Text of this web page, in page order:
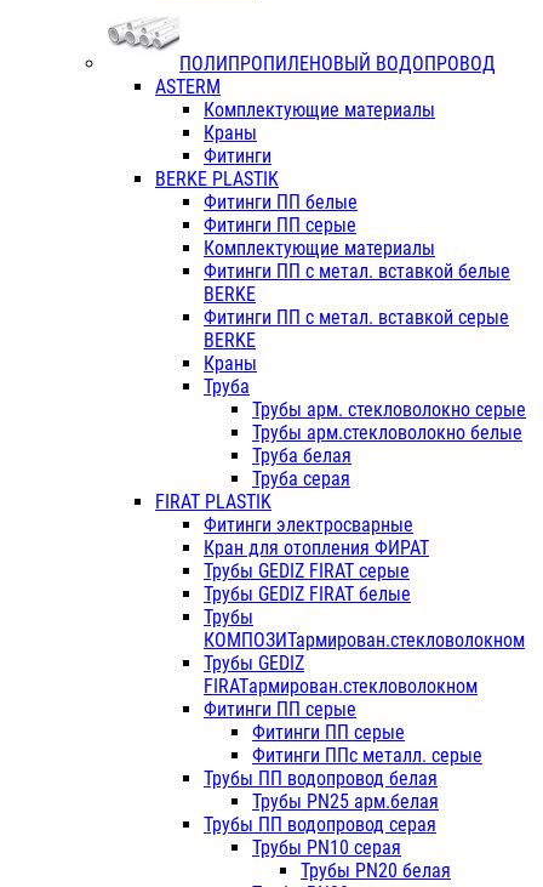
ПОЛИПРОПИЛЕНОВЫЙ ВОДОПРОВОД
ASTERM
Комплектующие материалы
Краны
Фитинги
BERKE PLASTIK
Фитинги ПП белые
Фитинги ПП серые
Комплектующие материалы
Фитинги ПП с метал. вставкой белые
BERKE
Фитинги ПП с метал. вставкой серые
BERKE
Краны
Труба
Трубы арм. стекловолокно серые
Трубы арм.стекловолокно белые
Труба белая
Труба серая
FIRAT PLASTIK
Фитинги электросварные
Кран для отопления ФИРАТ
Трубы GEDIZ FIRAT серые
Трубы GEDIZ FIRAT белые
Трубы
КОМПОЗИТармирован.стекловолокном
Трубы GEDIZ
FIRATармирован.стекловолокном
Фитинги ПП серые
Фитинги ПП серые
Фитинги ППс металл. серые
Трубы ПП водопровод белая
Трубы PN25 арм.белая
Трубы ПП водопровод серая
Трубы PN10 серая
Трубы PN20 белая